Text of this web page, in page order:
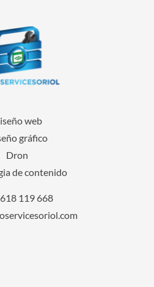
web
gráfico
Dron
de contenido
119 668